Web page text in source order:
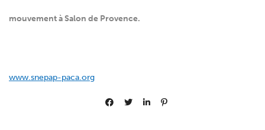
mouvement à Salon de Provence.
www.snepap-paca.org